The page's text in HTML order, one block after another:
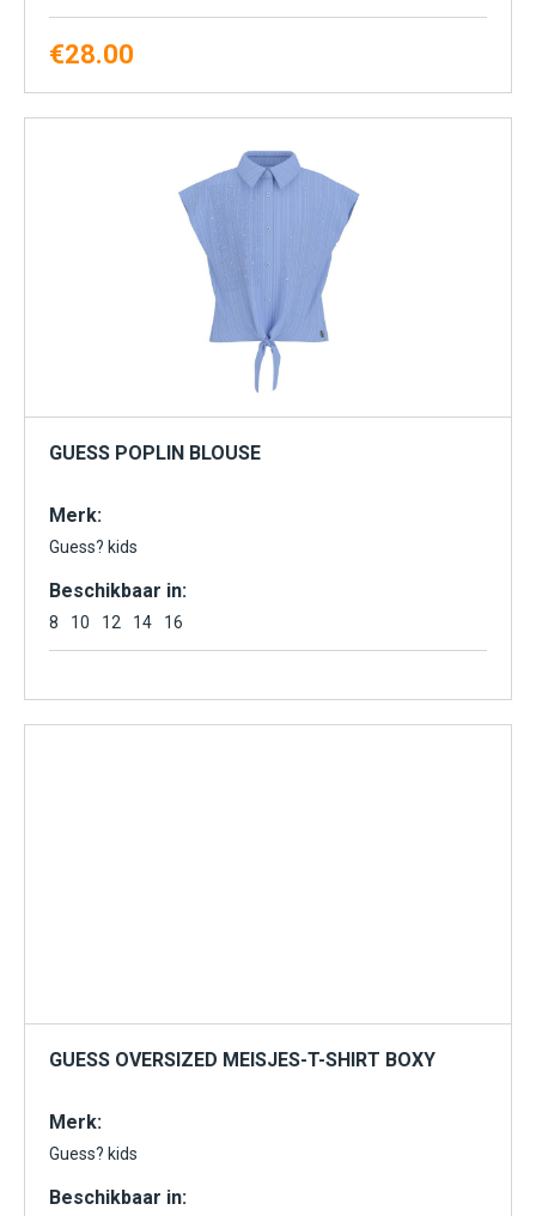
€28.00
GUESS POPLIN BLOUSE
Merk:
Guess? kids
Beschikbaar in:
8 10 12 14 16
GUESS OVERSIZED MEISJES-T-SHIRT BOXY
Merk:
Guess? kids
Beschikbaar in: